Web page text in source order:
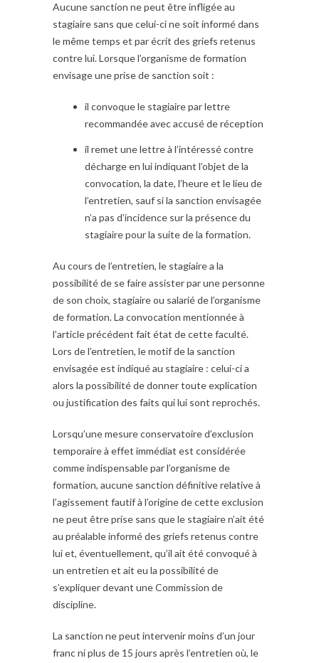
Aucune sanction ne peut être infligée au
stagiaire sans que celui-ci ne soit informé dans
le même temps et par écrit des griefs retenus
contre lui. Lorsque l’organisme de formation
envisage une prise de sanction soit :
il convoque le stagiaire par lettre
recommandée avec accusé de réception
il remet une lettre à l’intéressé contre
décharge en lui indiquant l’objet de la
convocation, la date, l’heure et le lieu de
l’entretien, sauf si la sanction envisagée
n’a pas d’incidence sur la présence du
stagiaire pour la suite de la formation.
Au cours de l’entretien, le stagiaire a la
possibilité de se faire assister par une personne
de son choix, stagiaire ou salarié de l’organisme
de formation. La convocation mentionnée à
l’article précédent fait état de cette faculté.
Lors de l’entretien, le motif de la sanction
envisagée est indiqué au stagiaire : celui-ci a
alors la possibilité de donner toute explication
ou justification des faits qui lui sont reprochés.
Lorsqu’une mesure conservatoire d’exclusion
temporaire à effet immédiat est considérée
comme indispensable par l’organisme de
formation, aucune sanction définitive relative à
l’agissement fautif à l’origine de cette exclusion
ne peut être prise sans que le stagiaire n’ait été
au préalable informé des griefs retenus contre
lui et, éventuellement, qu’il ait été convoqué à
un entretien et ait eu la possibilité de
s’expliquer devant une Commission de
discipline.
La sanction ne peut intervenir moins d’un jour
franc ni plus de 15 jours après l’entretien où, le